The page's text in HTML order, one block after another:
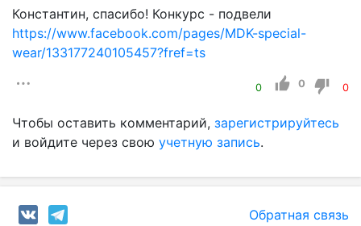
Константин, спасибо! Конкурс - подвели
https://www.facebook.com/pages/MDK-special-
wear/133177240105457?fref=ts
0 0 0
Чтобы оставить комментарий, зарегистрируйтесь
и войдите через свою учетную запись.
Обратная связь